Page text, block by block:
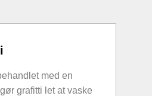
med en
grafitti let at vaske